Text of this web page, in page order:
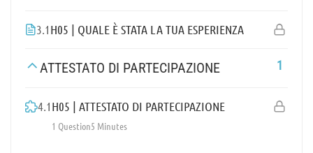
3.1H05 | QUALE È STATA LA TUA ESPERIENZA
ATTESTATO DI PARTECIPAZIONE 1
4.1H05 | ATTESTATO DI PARTECIPAZIONE
5 Minutes
1 Question